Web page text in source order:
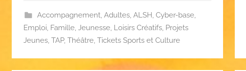
Accompagnement, Adultes, ALSH Cyber-base,
Emploi Famille Jeunesse Loisirs Créatifs Projets
Jeunes TAP, Théâtre Tickets Sports et Culture